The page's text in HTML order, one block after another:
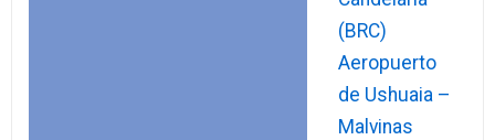
(BRC)
Aeropuerto
de Ushuaia –
Malvinas